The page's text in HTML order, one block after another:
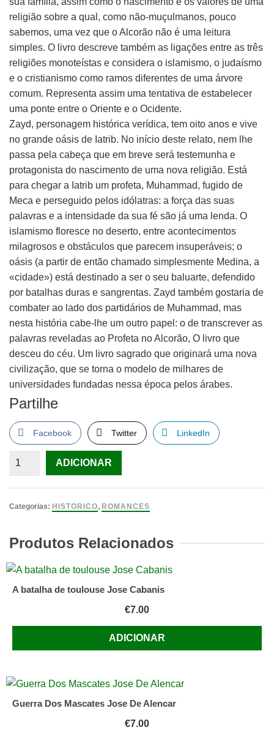
religião sobre a qual, como não-muçulmanos, pouco
sabemos, uma vez que o Alcorão não é uma leitura
simples. O livro descreve também as ligações entre as três
religiões monoteístas e considera o islamismo, o judaísmo
e o cristianismo como ramos diferentes de uma árvore
comum. Representa assim uma tentativa de estabelecer
uma ponte entre o Oriente e o Ocidente.
Zayd, personagem histórica verídica, tem oito anos e vive
no grande oásis de Iatrib. No início deste relato, nem lhe
passa pela cabeça que em breve será testemunha e
protagonista do nascimento de uma nova religião. Está
para chegar a Iatrib um profeta, Muhammad, fugido de
Meca e perseguido pelos idólatras: a força das suas
palavras e a intensidade da sua fé são já uma lenda. O
islamismo floresce no deserto, entre acontecimentos
milagrosos e obstáculos que parecem insuperáveis; o
oásis (a partir de então chamado simplesmente Medina, a
«cidade») está destinado a ser o seu baluarte, defendido
por batalhas duras e sangrentas. Zayd também gostaria de
combater ao lado dos partidários de Muhammad, mas
nesta história cabe-lhe um outro papel: o de transcrever as
palavras reveladas ao Profeta no Alcorão, O livro que
desceu do céu. Um livro sagrado que originará uma nova
civilização, que se torna o modelo de milhares de
universidades fundadas nessa época pelos árabes.
Partilhe
Facebook Twitter LinkedIn
Quantidade
Que
Céu
de
‘Abd
Waliyy
ADICIONAR
Categorias: HISTORICO, ROMANCES
Produtos Relacionados
A batalha de toulouse Jose Cabanis
€7.00
ADICIONAR
Guerra Dos Mascates Jose De Alencar
€7.00